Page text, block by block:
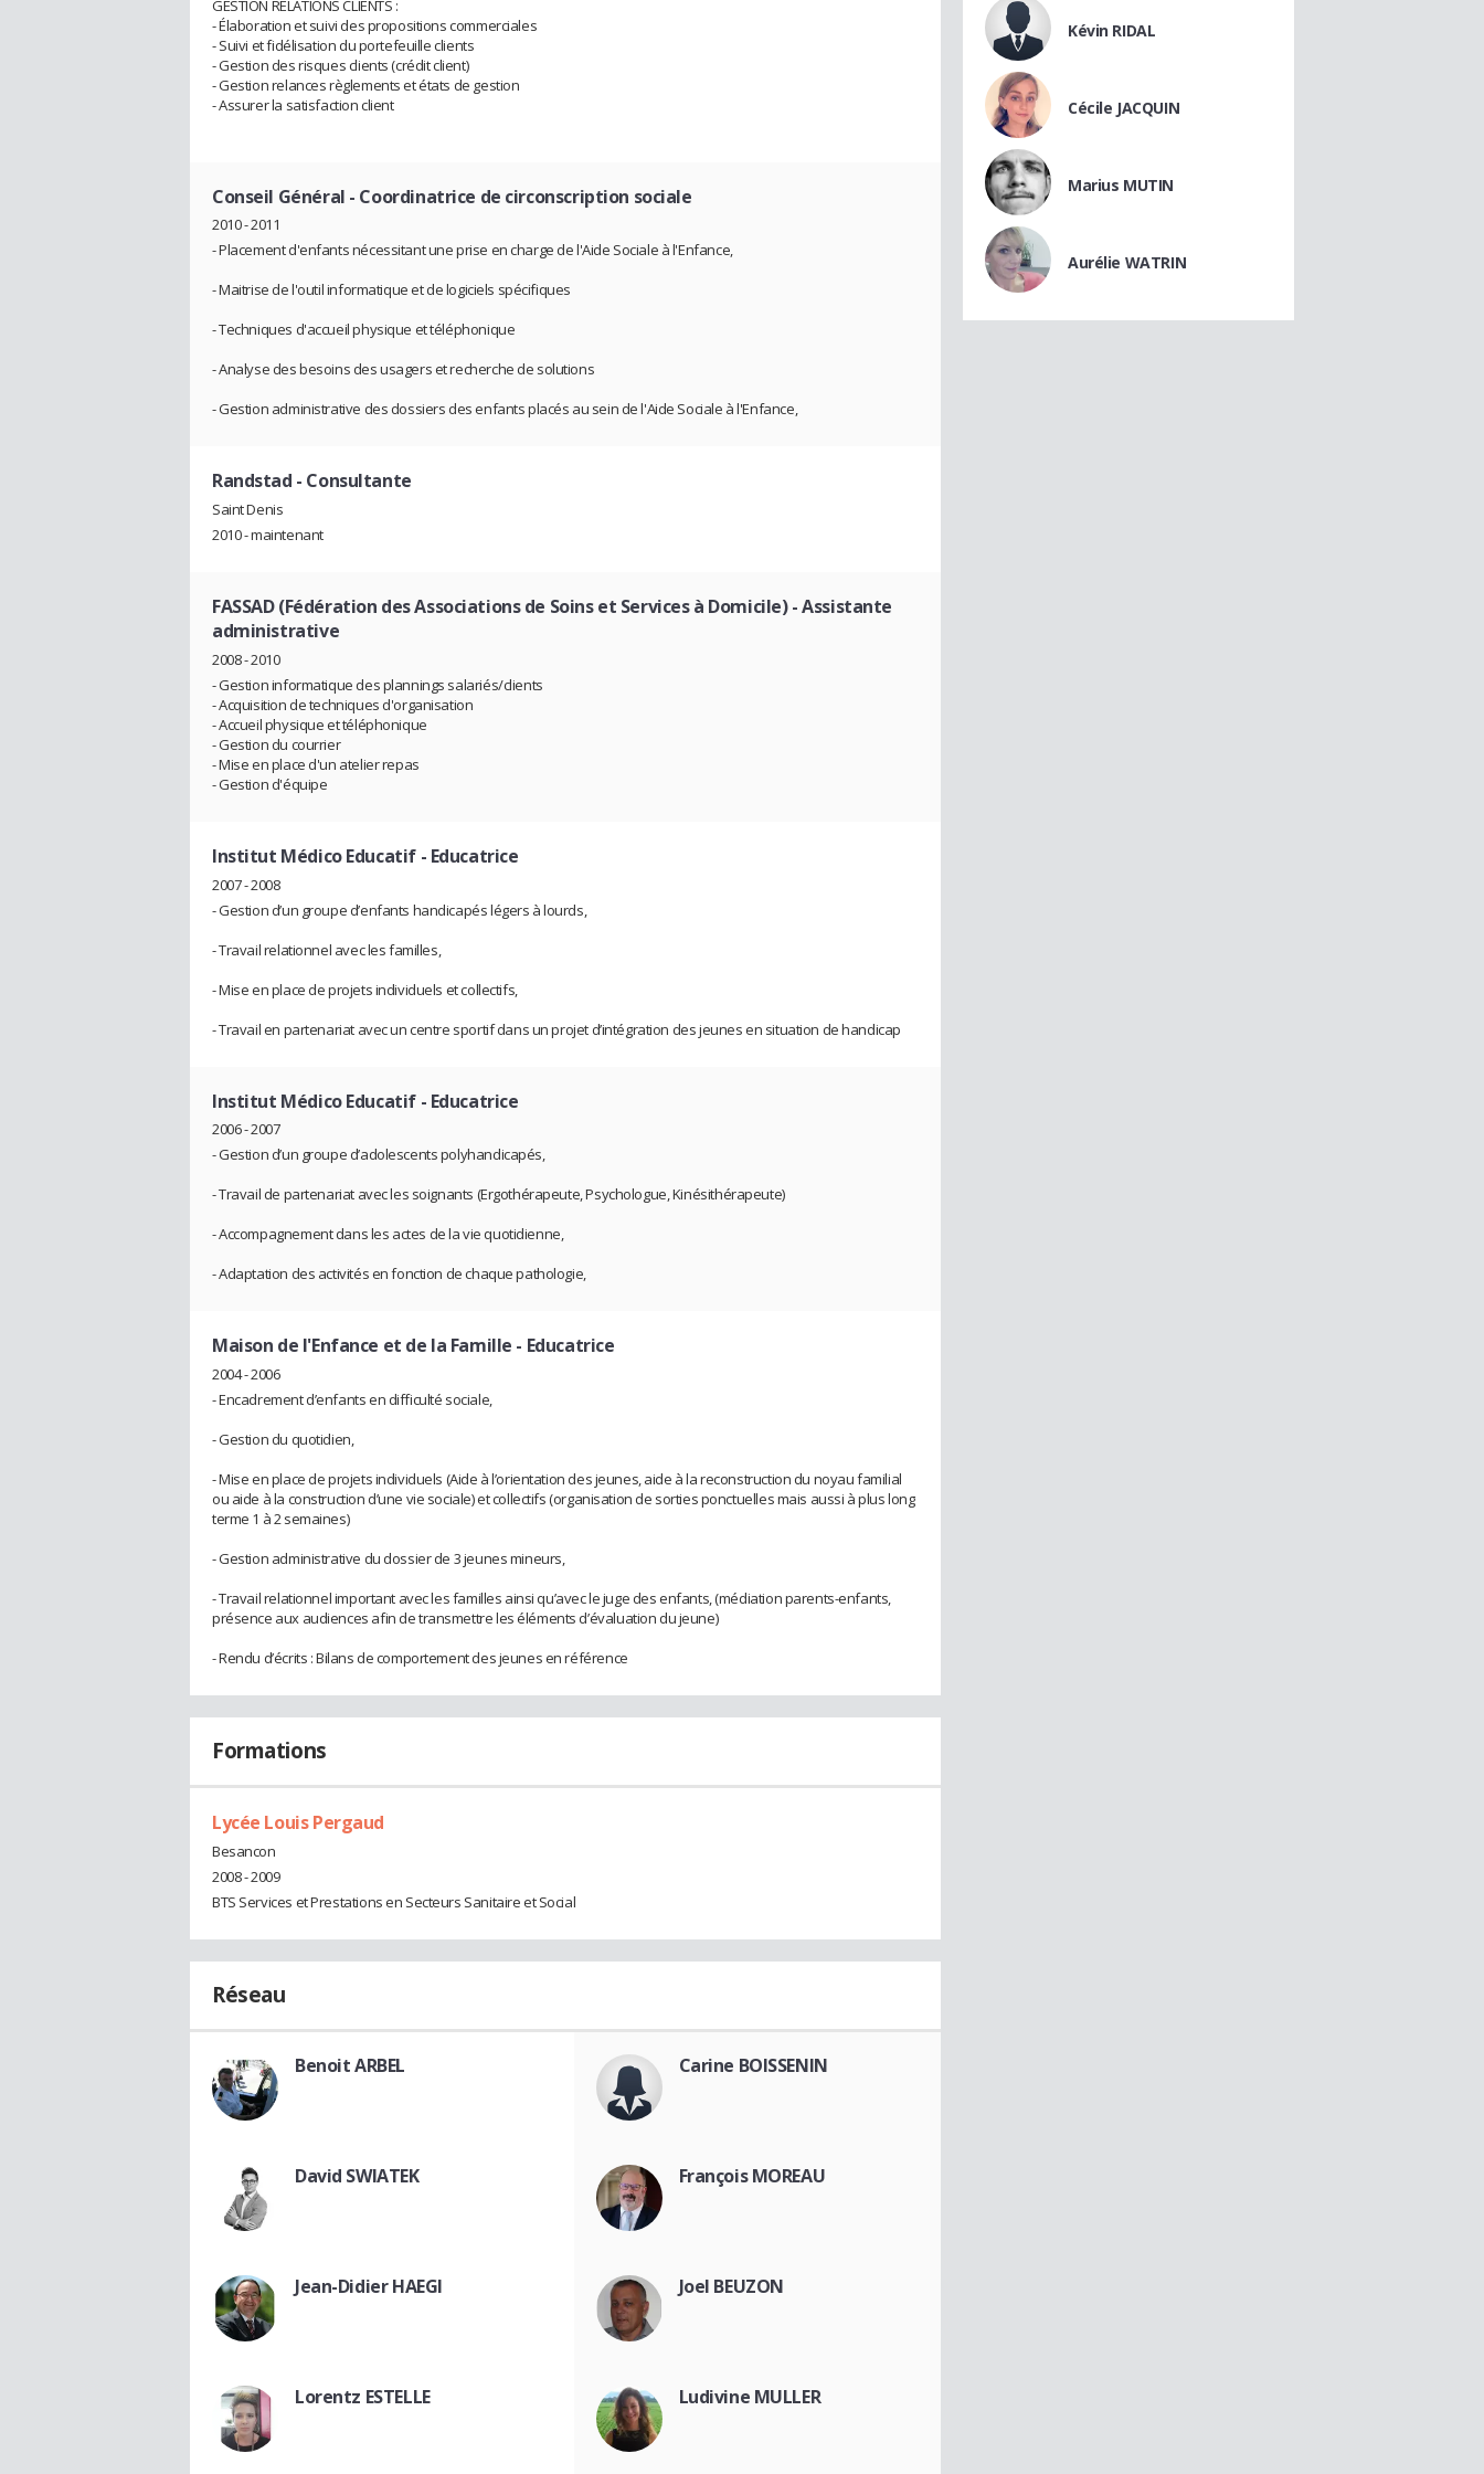
GESTION RELATIONS CLIENTS :
- Élaboration et suivi des propositions commerciales
- Suivi et fidélisation du portefeuille clients
- Gestion des risques clients (crédit client)
- Gestion relances règlements et états de gestion
- Assurer la satisfaction client
Conseil Général - Coordinatrice de circonscription sociale
2010 - 2011
- Placement d'enfants nécessitant une prise en charge de l'Aide Sociale à l'Enfance,
- Maitrise de l'outil informatique et de logiciels spécifiques
- Techniques d'accueil physique et téléphonique
- Analyse des besoins des usagers et recherche de solutions
- Gestion administrative des dossiers des enfants placés au sein de l'Aide Sociale à l'Enfance,
Randstad - Consultante
Saint Denis
2010 - maintenant
FASSAD (Fédération des Associations de Soins et Services à Domicile)- Assistante
administrative
2008 - 2010
- Gestion informatique des plannings salariés/clients
- Acquisition de techniques d'organisation
- Accueil physique et téléphonique
- Gestion du courrier
- Mise en place d'un atelier repas
- Gestion d'équipe
Institut Médico Educatif- Educatrice
2007 - 2008
- Gestion d’un groupe d’enfants handicapés légers à lourds,
- Travail relationnel avec les familles,
- Mise en place de projets individuels et collectifs,
- Travail en partenariat avec un centre sportif dans un projet d’intégration des jeunes en situation de handicap
Institut Médico Educatif- Educatrice
2006 - 2007
- Gestion d’un groupe d’adolescents polyhandicapés,
- Travail de partenariat avec les soignants (Ergothérapeute, Psychologue, Kinésithérapeute)
- Accompagnement dans les actes de la vie quotidienne,
- Adaptation des activités en fonction de chaque pathologie,
Maison de l'Enfance et de la Famille - Educatrice
2004 - 2006
- Encadrement d’enfants en difficulté sociale,
- Gestion du quotidien,
- Mise en place de projets individuels (Aide à l’orientation des jeunes, aide à la reconstruction du noyau familial
ou aide à la construction d’une vie sociale) et collectifs (organisation de sorties ponctuelles mais aussi à plus long
terme 1 à 2 semaines)
- Gestion administrative du dossier de 3 jeunes mineurs,
- Travail relationnel important avec les familles ainsi qu’avec le juge des enfants, (médiation parents-enfants,
présence aux audiences afin de transmettre les éléments d’évaluation du jeune)
- Rendu d’écrits : Bilans de comportement des jeunes en référence
Formations
Lycée Louis Pergaud
Besancon
2008 - 2009
BTS Services et Prestations en Secteurs Sanitaire et Social
Réseau
Benoit ARBEL Carine BOISSENIN
David SWIATEK François MOREAU
Jean-Didier HAEGI Joel BEUZON
Lorentz ESTELLE Ludivine MULLER
Kévin RIDAL
Cécile JACQUIN
Marius MUTIN
Aurélie WATRIN